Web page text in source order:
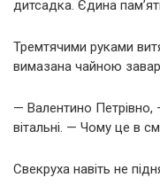
дитсадка. Єдина
Тремтячими руками
вимазана чайною
— Валентино
вітальні. — Чому це в
Свекруха навіть не